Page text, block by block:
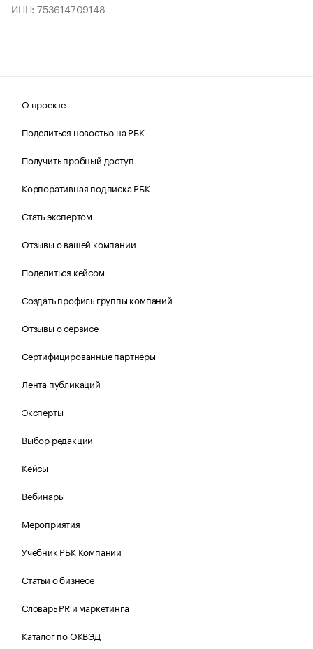
ИНН: 753614709148
О проекте
Поделиться новостью на РБК
Получить пробный доступ
Корпоративная подписка РБК
Стать экспертом
Отзывы о вашей компании
Поделиться кейсом
Создать профиль группы компаний
Отзывы о сервисе
Сертифицированные партнеры
Лента публикаций
Эксперты
Выбор редакции
Кейсы
Вебинары
Мероприятия
Учебник РБК Компании
Статьи о бизнесе
Словарь PR и маркетинга
Каталог по ОКВЭД